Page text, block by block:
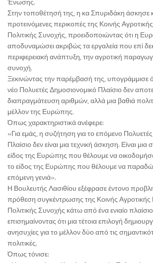
Στην τοποθέτησή της, η κα Σπυριδάκη άσκησε
προτεινόμενες περικοπές της Κοινής Αγροτικής
Πολιτικής Συνοχής, προειδοποιώντας ότι η
αποδυναμώσει ακριβώς τα εργαλεία που επί
περιφερειακή ανάπτυξη, την αγροτική
συνοχή.
Ξεκινώντας την παρέμβασή της, υπογράμμισε
νέο Πολυετές Δημοσιονομικό Πλαίσιο δεν
διαπραγμάτευση αριθμών, αλλά μια βαθιά
μέλλον της Ευρώπης.
Όπως χαρακτηριστικά ανέφερε:
«Για εμάς, η συζήτηση για το επόμενο
Πλαίσιο δεν είναι μια τεχνική άσκηση. Είναι
είδος της Ευρώπης που θέλουμε να
το είδος της Ευρώπης που θέλουμε να
επόμενη γενιά».
Η Βουλευτής Λασιθίου εξέφρασε έντονο
πρόθεση συγκέντρωσης της Κοινής Αγροτικής
Πολιτικής Συνοχής κάτω από ένα ενιαίο
επισημαίνοντας ότι μια τέτοια επιλογή
ανησυχίες για το μέλλον δύο από τις
πολιτικές.
Όπως τόνισε: